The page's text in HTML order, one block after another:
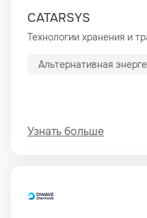
CATARSYS
Технологии хранения и
Альтернативная
Узнать больше